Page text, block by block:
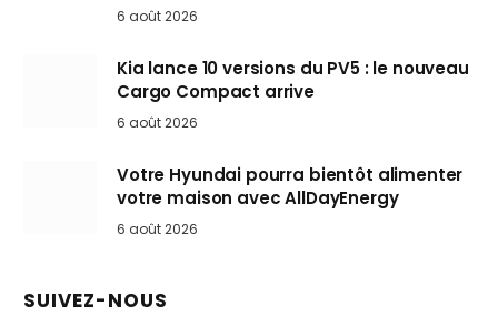
6 août 2026
Kia lance 10 versions du PV5 : le nouveau
Cargo Compact arrive
6 août 2026
Votre Hyundai pourra bientôt alimenter
votre maison avec AllDayEnergy
6 août 2026
SUIVEZ-NOUS